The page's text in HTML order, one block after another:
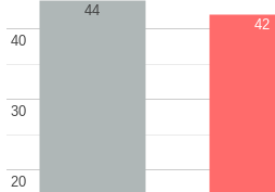
20
20
30
30
40
40
44
42